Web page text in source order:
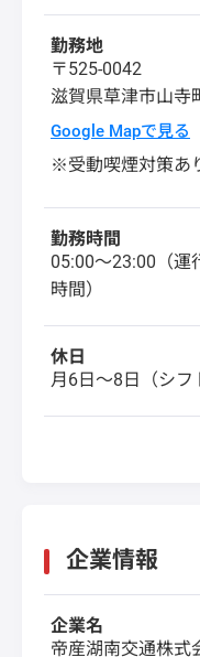
勤務地
〒525-0042
滋賀県草津市山寺
Google Mapで見る
※受動喫煙対策あ
勤務時間
05:00〜23:00（運
時間）
休日
月6日〜8日（シフ
企業情報
企業名
帝産湖南交通株式